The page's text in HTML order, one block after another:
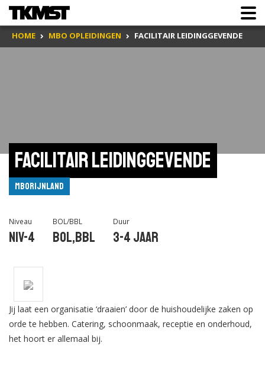
HOME MBO OPLEIDINGEN FACILITAIR LEIDINGGEVENDE
Facilitair leidinggevende
mboRijnland
Niveau
Niv-4
BOL/BBL
BOL,BBL
Duur
3-4 jaar
Jij laat een organisatie ‘draaien’ door de huishoudelijke zaken op
orde te hebben. Catering, schoonmaak, receptie en onderhoud,
het hoort er allemaal bij.